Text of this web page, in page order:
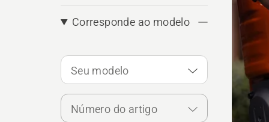
Corresponde ao modelo
Seu modelo
Número do artigo